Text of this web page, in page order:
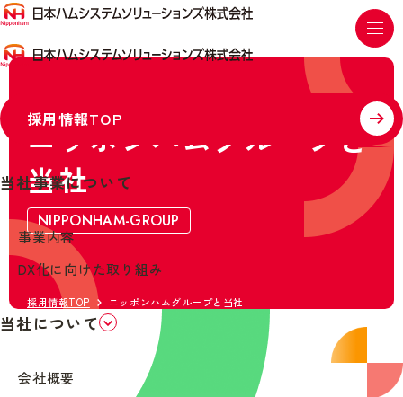
採用情報TOP
当社事業について
事業内容
DX化に向けた取り組み
当社について
会社概要
ニッポンハムグループと
当社
NIPPONHAM-GROUP
採用情報TOP ニッポンハムグループと当社